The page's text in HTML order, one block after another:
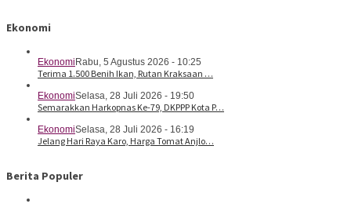
Ekonomi
Ekonomi Rabu, 5 Agustus 2026 - 10:25
Terima 1.500 Benih Ikan, Rutan Kraksaan …
EkonomiSelasa, 28 Juli 2026 - 19:50
Semarakkan Harkopnas Ke-79, DKPPP Kota P…
EkonomiSelasa, 28 Juli 2026 - 16:19
Jelang Hari Raya Karo, Harga Tomat Anjlo…
Berita Populer